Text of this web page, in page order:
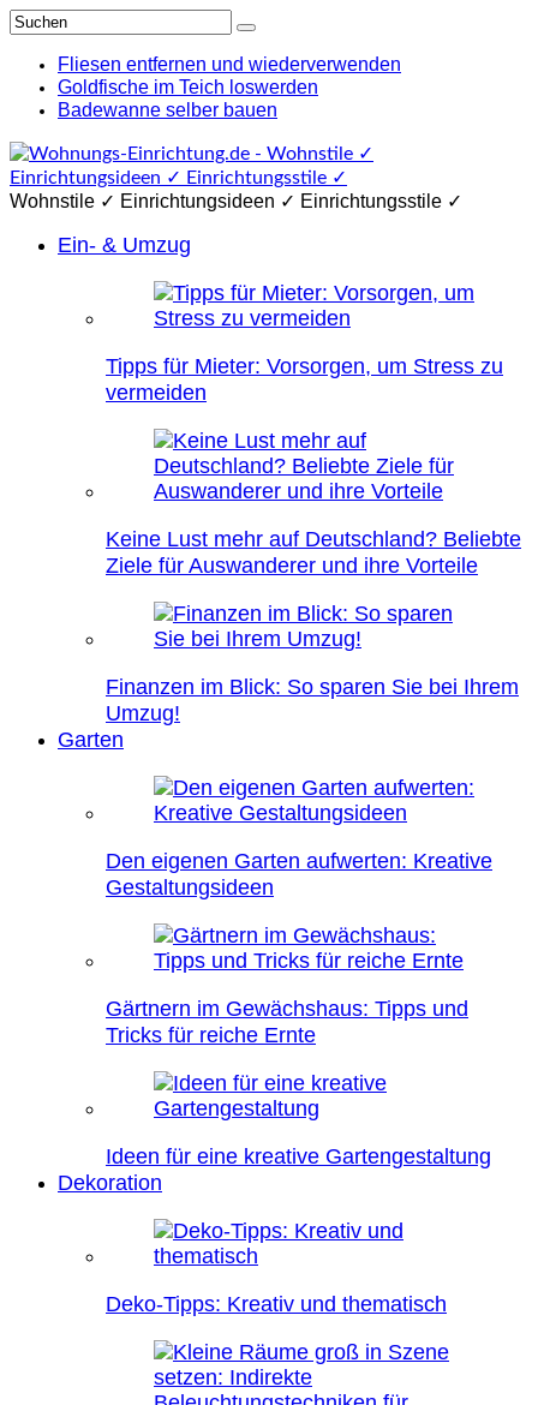
Fliesen entfernen und wiederverwenden
Goldfische im Teich loswerden
Badewanne selber bauen
Wohnstile ✓ Einrichtungsideen ✓ Einrichtungsstile ✓
Ein- & Umzug
Tipps für Mieter: Vorsorgen, um Stress zu
vermeiden
Keine Lust mehr auf Deutschland? Beliebte
Ziele für Auswanderer und ihre Vorteile
Finanzen im Blick: So sparen Sie bei Ihrem
Umzug!
Garten
Den eigenen Garten aufwerten: Kreative
Gestaltungsideen
Gärtnern im Gewächshaus: Tipps und
Tricks für reiche Ernte
Ideen für eine kreative Gartengestaltung
Dekoration
Deko-Tipps: Kreativ und thematisch